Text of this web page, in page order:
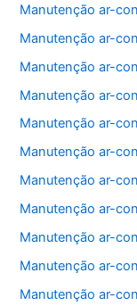
Manutenção ar-
Manutenção ar-
Manutenção ar-
Manutenção ar-
Manutenção ar-
Manutenção ar-
Manutenção ar-
Manutenção ar-
Manutenção ar-
Manutenção ar-
Manutenção ar-